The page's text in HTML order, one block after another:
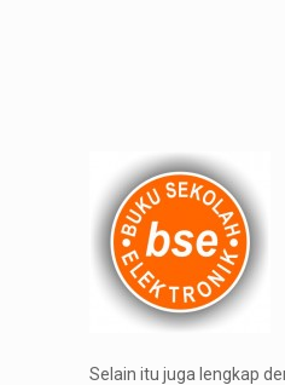
Selain itu juga lengkap